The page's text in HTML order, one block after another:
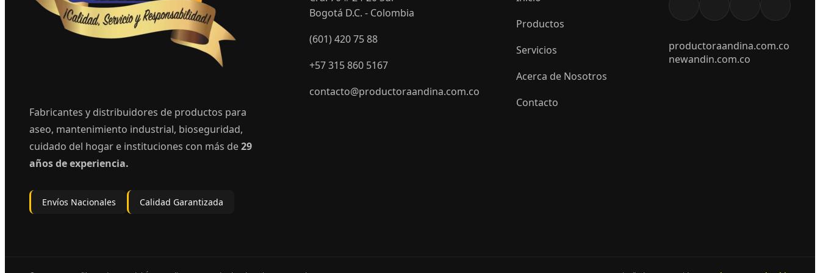
Fabricantes y distribuidores de productos para
aseo, mantenimiento industrial, bioseguridad,
cuidado del hogar e instituciones con más de29
años de experiencia.
Envíos Nacionales Calidad Garantizada
Bogotá D.C. - Colombia
(601) 420 75 88
+57 315 860 5167
contacto@productoraandina.com.co
Productos
Servicios
Acerca de Nosotros
Contacto
productoraandina.com.co
newandin.com.co